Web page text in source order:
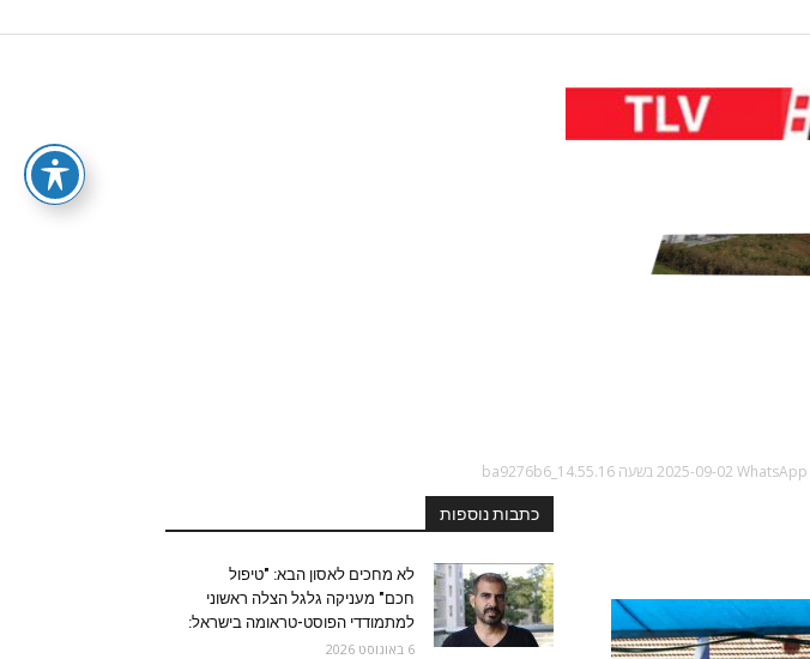
כתבות נוספות
לא מחכים לאסון הבא: "טיפול
חכם" מעניקה גלגל הצלה ראשוני
למתמודדי הפוסט-טראומה בישראל:
6 באוגוסט 2026